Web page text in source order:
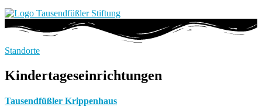
Standorte
Kindertageseinrichtungen
Tausendfüßler Krippenhaus